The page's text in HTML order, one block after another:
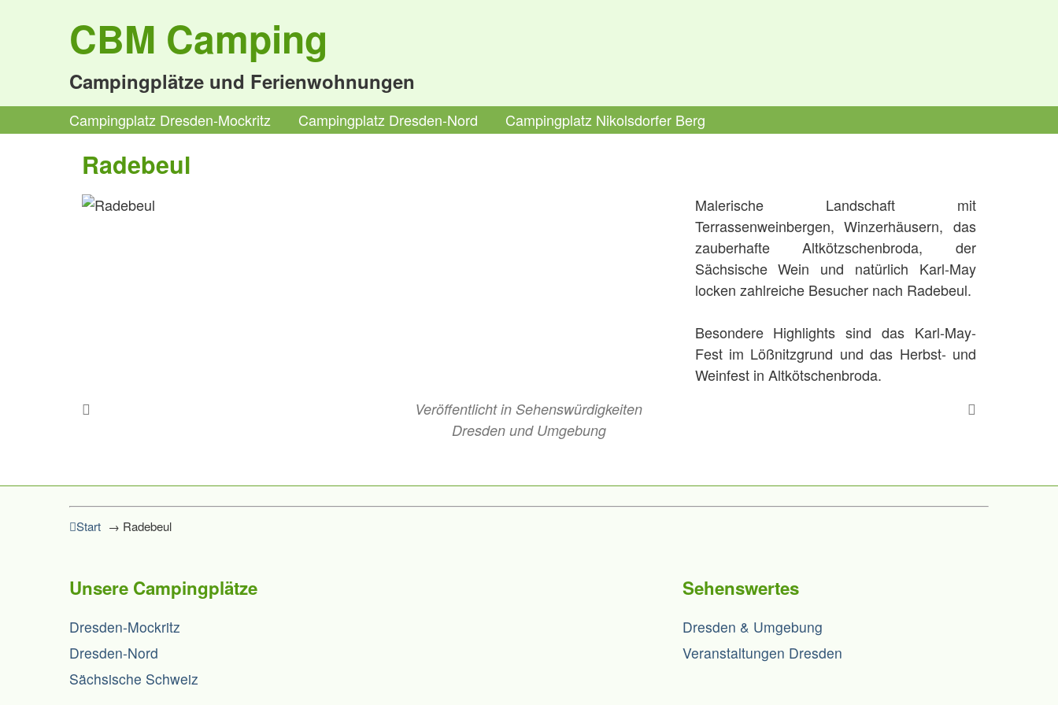
CBM Camping
Campingplätze und Ferienwohnungen
Campingplatz Dresden-Mockritz Campingplatz Dresden-Nord Campingplatz Nikolsdorfer Berg
Radebeul
Malerische Landschaft mit
Terrassenweinbergen, Winzerhäusern, das
zauberhafte Altkötzschenbroda, der
Sächsische Wein und natürlich Karl-May
locken zahlreiche Besucher nach Radebeul.
Besondere Highlights sind das Karl-May-
Fest im Lößnitzgrund und das Herbst- und
Weinfest in Altkötschenbroda.
Veröffentlicht inSehenswürdigkeiten
Dresden und Umgebung
Start → Radebeul
Unsere Campingplätze
Dresden-Mockritz
Dresden-Nord
Sächsische Schweiz
Sehenswertes
Dresden & Umgebung
Veranstaltungen Dresden